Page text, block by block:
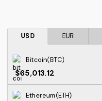
USD EUR
Bitcoin(BTC)
$65,013.12
Ethereum(ETH)